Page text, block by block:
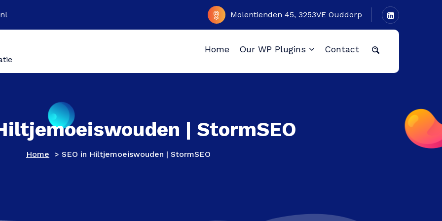
Molentienden 45, 3253VE Ouddorp
Home Our WP Plugins Contact
| StormSEO
Home > SEO in Hiltjemoeiswouden | StormSEO